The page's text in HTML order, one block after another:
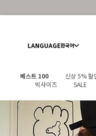
LANGUAGE한국어
베스트 100 신상 5% 할
빅사이즈
SALE